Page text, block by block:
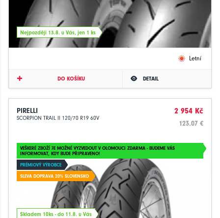
Nejpozději 13.8. u Vás, jen 1 ks
Letní
DO KOŠÍKU DETAIL
PIRELLI
SCORPION TRAIL II 120/70 R19 60V
2 954 Kč
123.07 €
VEŠKERÉ ZBOŽÍ JE MOŽNÉ VYZVEDOUT V OLOMOUCI ZDARMA - BUDEME VÁS
INFORMOVAT, KDY BUDE PŘIPRAVENO!
PRÉMIOVÝ VÝROBCE
SLEVA DOPRAVA 20% SLOVENSKO
Skladem 10ks - do 11.8. u Vás